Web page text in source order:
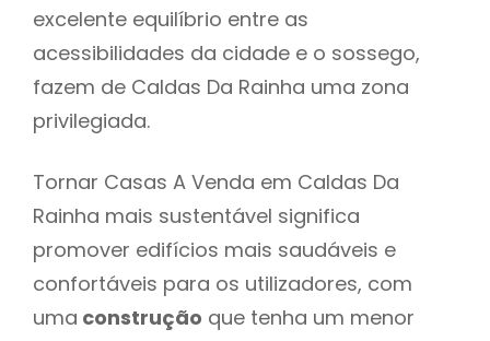
excelente equilíbrio entre as
acessibilidades da cidade e o sossego,
fazem de Caldas Da Rainha uma zona
privilegiada.
Tornar Casas A Venda em Caldas Da
Rainha mais sustentável significa
promover edifícios mais saudáveis e
confortáveis para os utilizadores, com
uma construção que tenha um menor